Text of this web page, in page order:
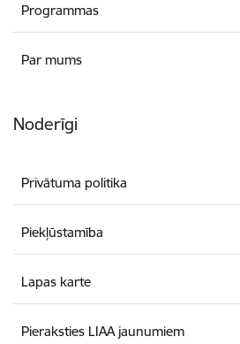
Programmas
Par mums
Noderīgi
Privātuma politika
Piekļūstamība
Lapas karte
Pieraksties LIAA jaunumiem